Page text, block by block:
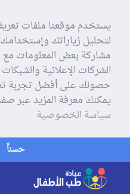
يستخدم موقعنا ملفات
لتحليل زياراتك
الشركات الإعلانية
حصولك على أفضل تجربة
يمكنك معرفة المزيد عبر
سياسة الخصوصية
حسناً